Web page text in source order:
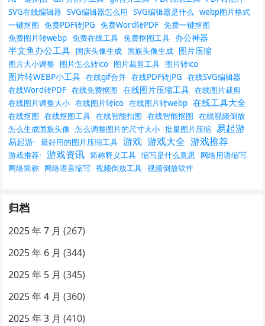
SVG在线编辑器 SVG编辑器怎么用 SVG编辑器是什么 webp图片格式
一键抠图 免费PDF转JPG 免费Word转PDF 免费一键抠图
免费图片转webp 免费在线工具 免费抠图工具 办公神器
半文鱼办公工具 国庆头像生成 国旗头像生成 图片压缩
图片大小调整 图片怎么转ico 图片裁剪工具 图片转ico
图片转WEBP小工具 在线gif合并 在线PDF转JPG 在线SVG编辑器
在线Word转PDF 在线免费抠图 在线图片压缩工具 在线图片裁剪
在线图片调整大小 在线图片转ico 在线图片转webp 在线工具大全
在线抠图 在线抠图工具 在线智能扣图 在线智能抠图 在线视频倒放
怎么生成国旗头像 怎么调整图片的尺寸大小 批量图片压缩 易起游
易起游· 最好用的图片压缩工具 游戏 游戏大全 游戏推荐
游戏推荐· 游戏资讯 简称释义工具 缩写是什么意思
网络用语缩写
网络简称 网络语言缩写 视频倒放工具 视频倒放软件
归档
2025 年 7 月 (267)
2025 年 6 月 (344)
2025 年 5 月 (345)
2025 年 4 月 (360)
2025 年 3 月 (410)